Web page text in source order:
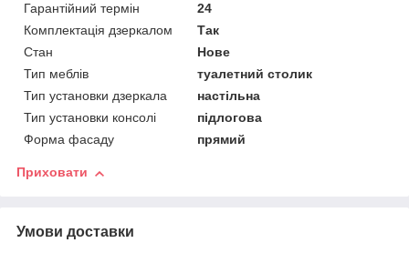
Гарантійний термін
24
Комплектація дзеркалом
Так
Стан
Нове
Тип меблів
туалетний столик
Тип установки дзеркала
настільна
Тип установки консолі
підлогова
Форма фасаду
прямий
Приховати
Умови доставки